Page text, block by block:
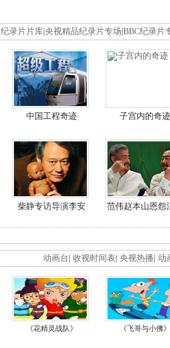
纪录片片库 央视精品纪录片专场 BBC纪录片
中国工程奇迹 子宫内的奇迹
柴静专访导演李安 范伟赵本山恩怨
动画台 收视时间表 央视热播 动
《花精灵战队》 《飞哥与小佛》